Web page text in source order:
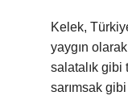
Kelek,
yaygın
salatalık gibi
sarımsak